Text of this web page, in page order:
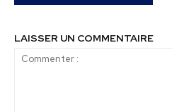
LAISSER UN COMMENTAIRE